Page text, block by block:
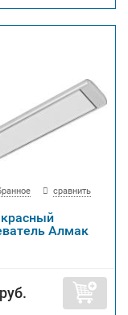
сравнить
Алмак